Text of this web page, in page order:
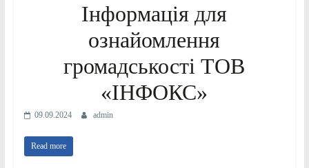
Інформація для
ознайомлення
громадськості ТОВ
«ІНФОКС»
09.09.2024 admin
Read more